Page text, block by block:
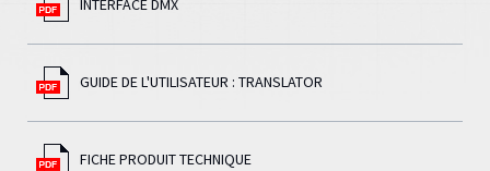
INTERFACE DMX
GUIDE DE L'UTILISATEUR : TRANSLATOR
FICHE PRODUIT TECHNIQUE